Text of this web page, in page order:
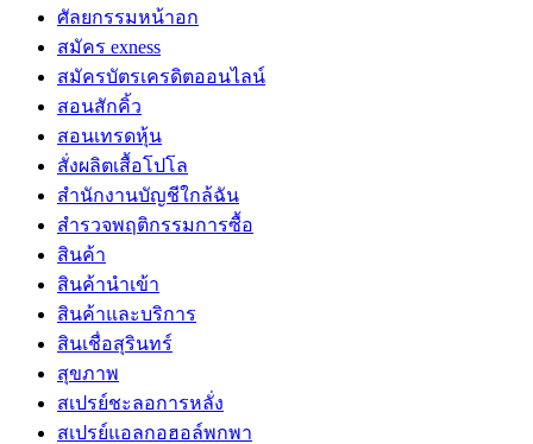
ศัลยกรรมหน้าอก
สมัคร exness
สมัครบัตรเครดิตออนไลน์
สอนสักคิ้ว
สอนเทรดหุ้น
สั่งผลิตเสื้อโปโล
สำนักงานบัญชีใกล้ฉัน
สำรวจพฤติกรรมการซื้อ
สินค้า
สินค้านำเข้า
สินค้าและบริการ
สินเชื่อสุรินทร์
สุขภาพ
สเปรย์ชะลอการหลั่ง
สเปรย์แอลกอฮอล์พกพา